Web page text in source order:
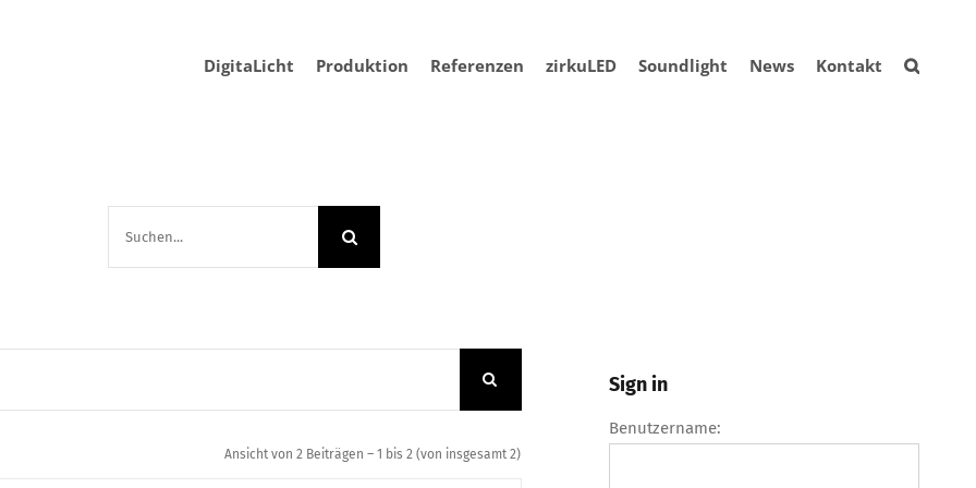
DigitaLicht Produktion Referenzen zirkuLED Soundlight News Kontakt
Ansicht von 2 Beiträgen – 1 bis 2 (von insgesamt 2)
Sign in
Benutzername: